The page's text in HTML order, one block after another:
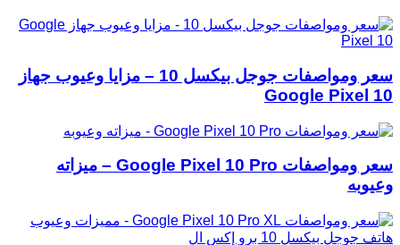
سعر ومواصفات جوجل بيكسل 10 – مزايا وعيوب جهاز
Google Pixel 10
سعر ومواصفات Google Pixel 10 Pro – ميزاته
وعيوبه